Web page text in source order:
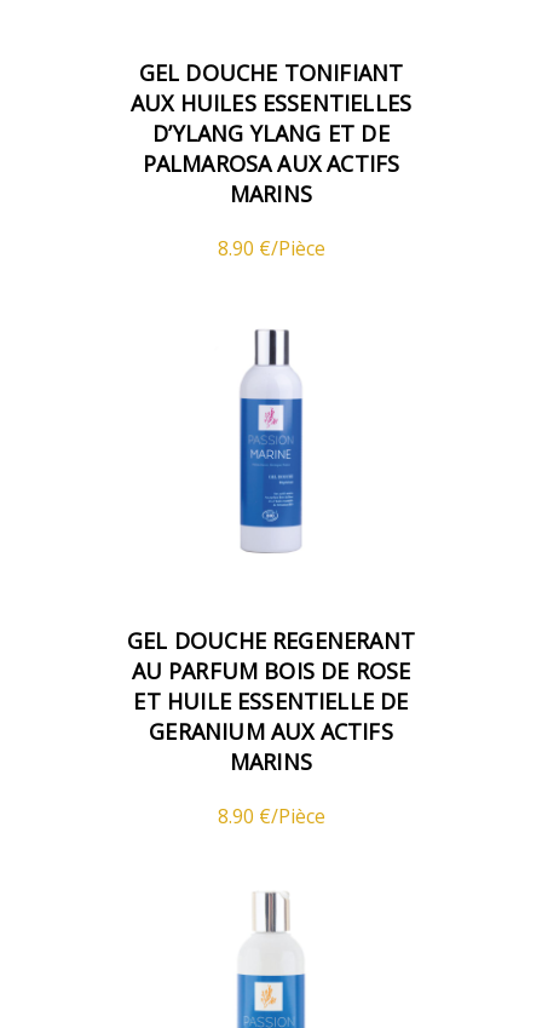
GEL DOUCHE TONIFIANT
AUX HUILES ESSENTIELLES
D’YLANG YLANG ET DE
PALMAROSA AUX ACTIFS
MARINS
8.90 €/Pièce
GEL DOUCHE REGENERANT
AU PARFUM BOIS DE ROSE
ET HUILE ESSENTIELLE DE
GERANIUM AUX ACTIFS
MARINS
8.90 €/Pièce